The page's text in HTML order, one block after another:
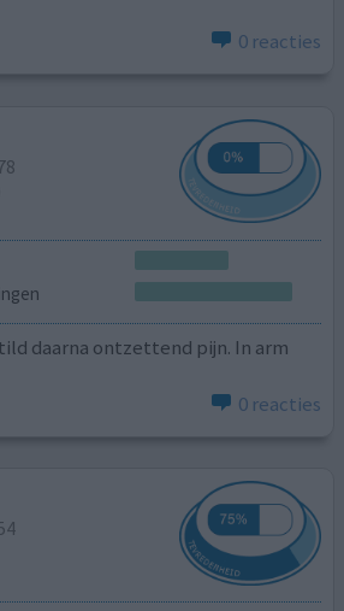
0 reacties
daarna ontzettend pijn. In arm
0 reacties